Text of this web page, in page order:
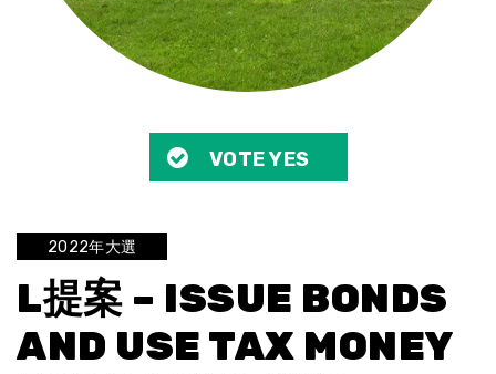
VOTE YES
2022年大選
L提案 – ISSUE BONDS
AND USE TAX MONEY